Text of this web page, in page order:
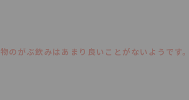
のがぶ飲みはあまり良いことがないようです。